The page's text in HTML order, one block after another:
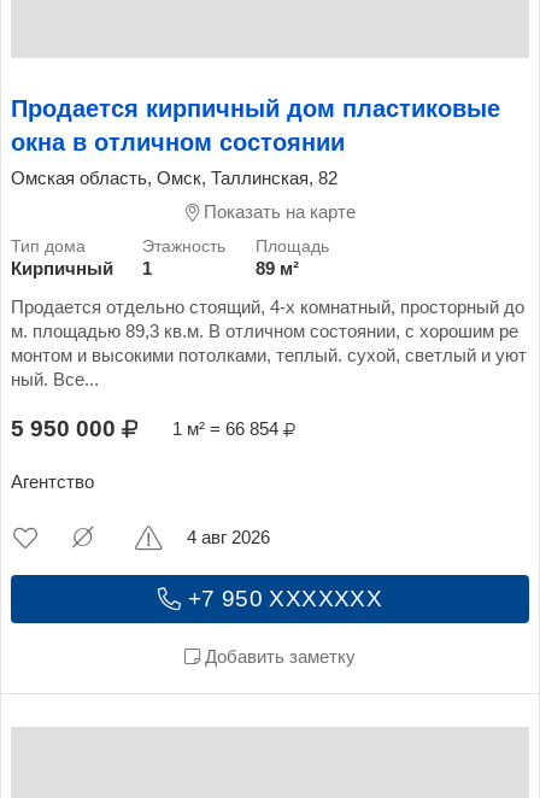
Продается кирпичный дом пластиковые
окна в отличном состоянии
Омская область, Омск, Таллинская, 82
Показать на карте
Кирпичный 1
89 м²
Продается отдельно стоящий, 4-х комнатный, просторный до
м. площадью 89,3 кв.м. В отличном состоянии, с хорошим ре
монтом и высокими потолками, теплый. сухой, светлый и уют
ный. Все...
5 950 000 1 м² = 66 854
Агентство
+7 950 XXXXXXX
Добавить заметку
4 авг 2026